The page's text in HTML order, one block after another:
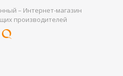
– Интернет-магазин
производителей